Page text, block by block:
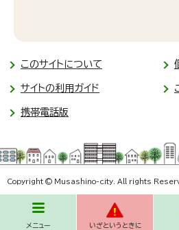
メニュー いざというときに
このサイトについて
サイトの利用ガイド
携帯電話版
Copyright © Musashino-city. All rights